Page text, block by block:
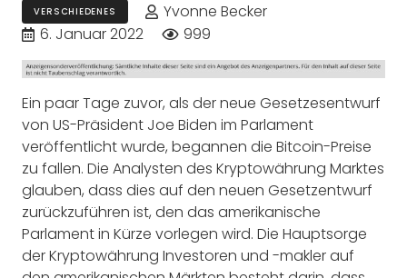
VERSCHIEDENES
Yvonne Becker
6. Januar 2022
999
Ein paar Tage zuvor, als der neue Gesetzesentwurf
von US-Präsident Joe Biden im Parlament
veröffentlicht wurde, begannen die Bitcoin-Preise
zu fallen. Die Analysten des Kryptowährung Marktes
glauben, dass dies auf den neuen Gesetzentwurf
zurückzuführen ist, den das amerikanische
Parlament in Kürze vorlegen wird. Die Hauptsorge
der Kryptowährung Investoren und -makler auf